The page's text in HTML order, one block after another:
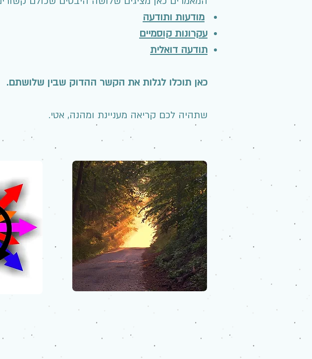
מודעות ותודעה
עקרונות קוסמיים
תודעה דואלית
כאן תוכלו לגלות את הקשר ההדוק שבין שלושתם.
שתהיה לכם קריאה מעניינת ומהנה, אטי.